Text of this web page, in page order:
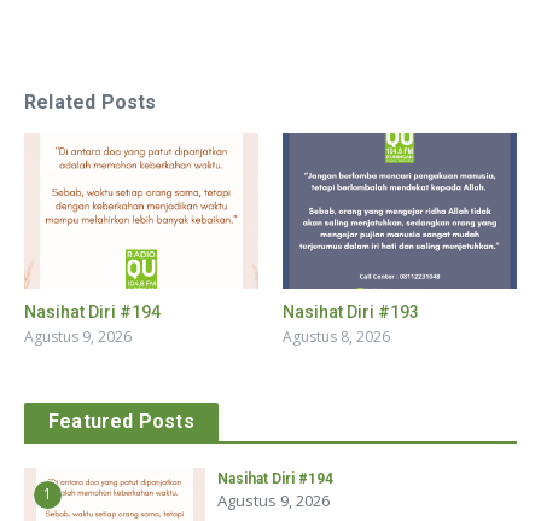
Related Posts
Nasihat Diri #194
Agustus 9, 2026
Nasihat Diri #193
Agustus 8, 2026
Featured Posts
1
Nasihat Diri #194
Agustus 9, 2026